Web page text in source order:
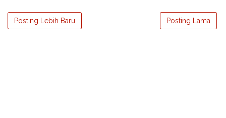
Posting Lebih Baru Posting Lama